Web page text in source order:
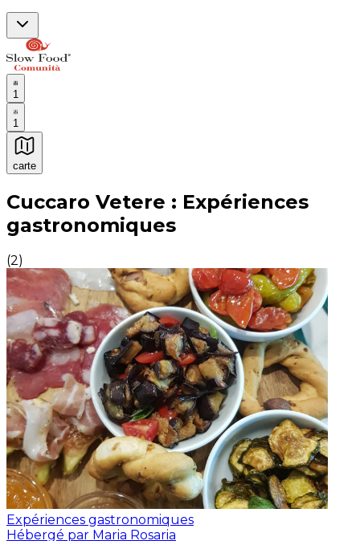
1
1
carte
Expériences culinaires inoubliables : Expériences
Cuccaro Vetere : Expériences
gastronomiques
(2)
Expériences gastronomiques
Hébergé par Maria Rosaria